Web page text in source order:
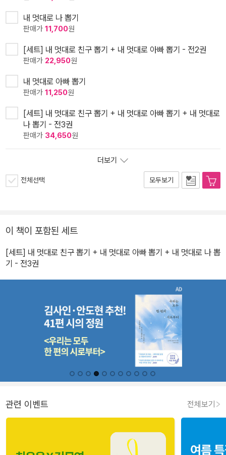
내 멋대로 나 뽑기
판매가 11,700원
[세트] 내 멋대로 친구 뽑기 + 내 멋대로 아빠 뽑기 - 전2권
판매가 22,950원
내 멋대로 아빠 뽑기
판매가 11,250원
[세트] 내 멋대로 친구 뽑기 + 내 멋대로 아빠 뽑기 + 내 멋대로
나 뽑기 - 전3권
판매가 34,650원
더보기
전체선택 모두보기
이 책이 포함된 세트
[세트] 내 멋대로 친구 뽑기 + 내 멋대로 아빠 뽑기 + 내 멋대로 나 뽑
기 - 전3권
관련 이벤트 전체보기